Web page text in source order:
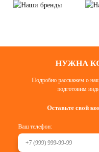
НУЖНА
Подробно расскажем о
подготовим
Оставьте свой
Ваш телефон: